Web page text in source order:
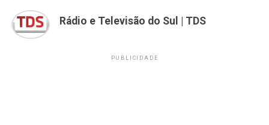
Rádio e Televisão do Sul | TDS
PUBLICIDADE